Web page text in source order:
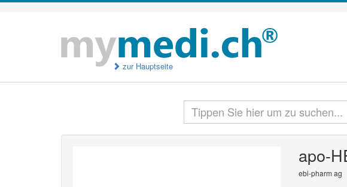
zur Hauptseite
apo-
ebi-pharm ag